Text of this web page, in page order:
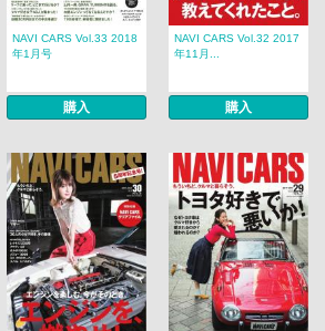
NAVI CARS Vol.33 2018
年1月号
購入
NAVI CARS Vol.32 2017
年11月...
購入